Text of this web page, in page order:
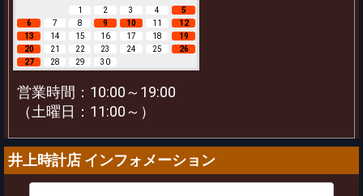
1
2 3 4
5
6
7 8 9 10 11
12
13
14 15 16 17 18
19
20
21 22 23 24 25
26
27
28 29 30
営業時間：10:00～19:00
（土曜日：11:00～）
井上時計店 インフォメーション